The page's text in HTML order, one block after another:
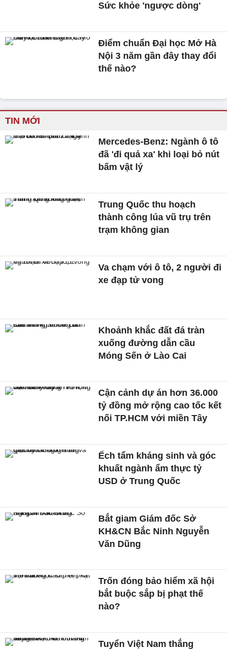
Sức khỏe 'ngược dòng'
Điểm chuẩn Đại học Mở Hà
Nội 3 năm gần đây thay đổi
thế nào?
TIN MỚI
Mercedes-Benz: Ngành ô tô
đã 'đi quá xa' khi loại bỏ nút
bấm vật lý
Trung Quốc thu hoạch
thành công lúa vũ trụ trên
trạm không gian
Va chạm với ô tô, 2 người đi
xe đạp tử vong
Khoảnh khắc đất đá tràn
xuống đường dẫn cầu
Móng Sến ở Lào Cai
Cận cảnh dự án hơn 36.000
tỷ đồng mở rộng cao tốc kết
nối TP.HCM với miền Tây
Ếch tẩm kháng sinh và góc
khuất ngành ẩm thực tỷ
USD ở Trung Quốc
Bắt giam Giám đốc Sở
KH&CN Bắc Ninh Nguyễn
Văn Dũng
Trốn đóng bảo hiểm xã hội
bắt buộc sắp bị phạt thế
nào?
Tuyển Việt Nam thắng